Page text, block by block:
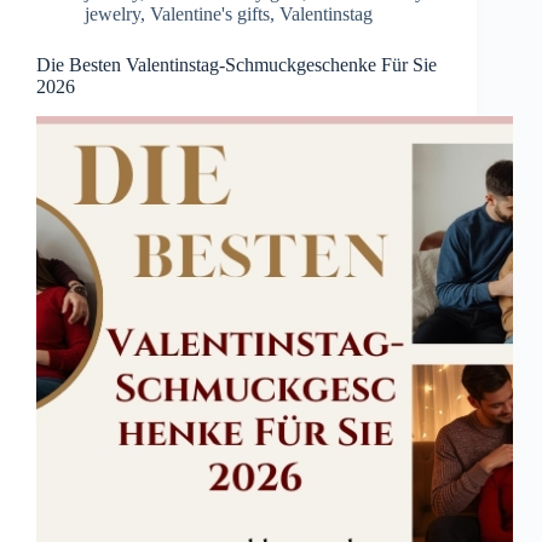
jewelry, Valentine's gifts, Valentinstag
Die Besten Valentinstag-Schmuckgeschenke Für Sie
2026